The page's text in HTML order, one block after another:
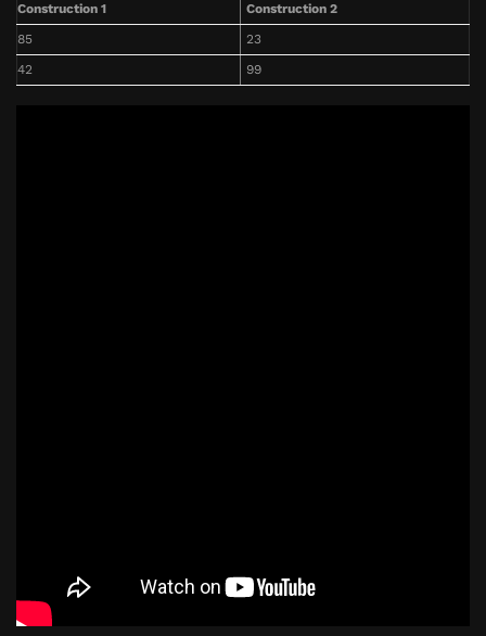
Construction 1
Construction 2
85
23
42
99